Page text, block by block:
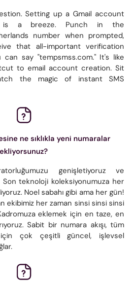
Setting up a Gmail account
a breeze. Punch in the
number when prompted,
that all-important verification
say "tempsmss.com." It's like
to email account creation. Sit
the magic of instant SMS
ne sıklıkla yeni numaralar
ekliyorsunuz?
genişletiyoruz ve
teknoloji koleksiyonumuza her
Noel sabahı gibi ama her gün!
ekibimiz her zaman sinsi sinsi sinsi
eklemek için en taze, en
Sabit bir numara akışı, tüm
için çok çeşitli güncel, işlevsel